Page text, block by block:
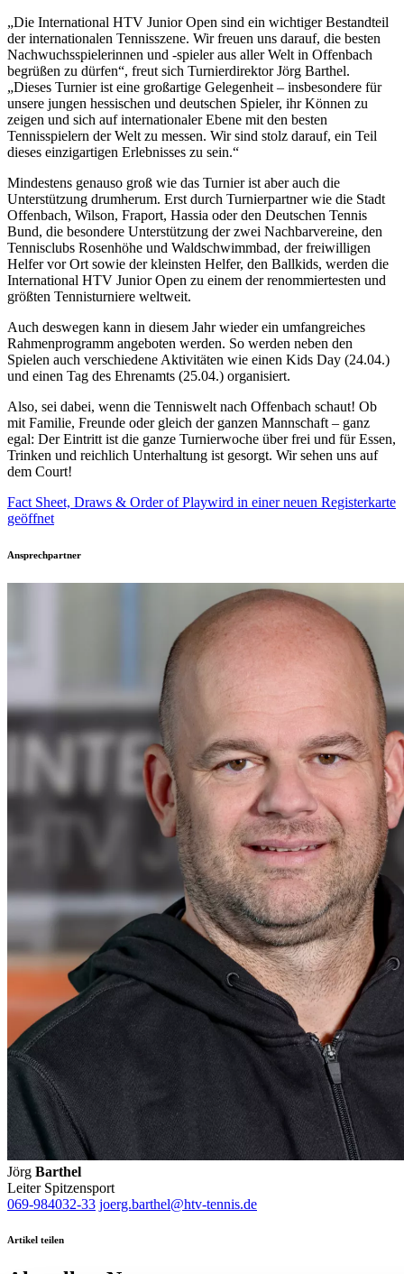
„Die International HTV Junior Open sind ein wichtiger Bestandteil
der internationalen Tennisszene. Wir freuen uns darauf, die besten
Nachwuchsspielerinnen und -spieler aus aller Welt in Offenbach
begrüßen zu dürfen“, freut sich Turnierdirektor Jörg Barthel.
„Dieses Turnier ist eine großartige Gelegenheit – insbesondere für
unsere jungen hessischen und deutschen Spieler, ihr Können zu
zeigen und sich auf internationaler Ebene mit den besten
Tennisspielern der Welt zu messen. Wir sind stolz darauf, ein Teil
dieses einzigartigen Erlebnisses zu sein.“
Mindestens genauso groß wie das Turnier ist aber auch die
Unterstützung drumherum. Erst durch Turnierpartner wie die Stadt
Offenbach, Wilson, Fraport, Hassia oder den Deutschen Tennis
Bund, die besondere Unterstützung der zwei Nachbarvereine, den
Tennisclubs Rosenhöhe und Waldschwimmbad, der freiwilligen
Helfer vor Ort sowie der kleinsten Helfer, den Ballkids, werden die
International HTV Junior Open zu einem der renommiertesten und
größten Tennisturniere weltweit.
Auch deswegen kann in diesem Jahr wieder ein umfangreiches
Rahmenprogramm angeboten werden. So werden neben den
Spielen auch verschiedene Aktivitäten wie einen Kids Day (24.04.)
und einen Tag des Ehrenamts (25.04.) organisiert.
Also, sei dabei, wenn die Tenniswelt nach Offenbach schaut! Ob
mit Familie, Freunde oder gleich der ganzen Mannschaft – ganz
egal: Der Eintritt ist die ganze Turnierwoche über frei und für Essen,
Trinken und reichlich Unterhaltung ist gesorgt. Wir sehen uns auf
dem Court!
Fact Sheet, Draws & Order of Playwird in einer neuen Registerkarte
geöffnet
Ansprechpartner
Jörg Barthel
Leiter Spitzensport
069-984032-33 joerg.barthel@htv-tennis.de
Artikel teilen